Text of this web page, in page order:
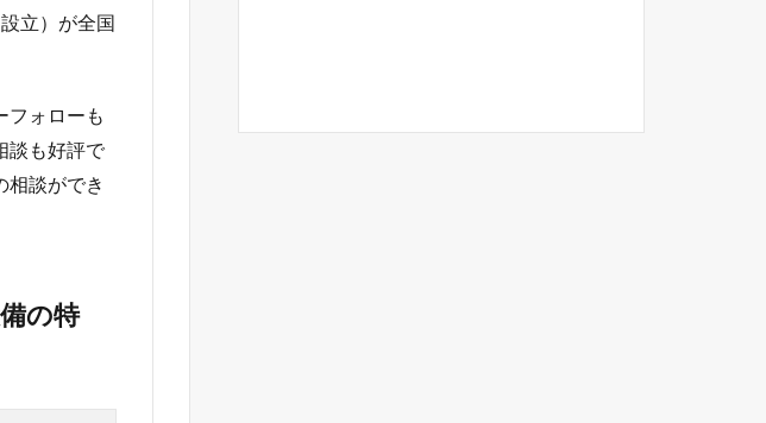
立）が全国
フォローも
談も好評で
相談ができ
の特